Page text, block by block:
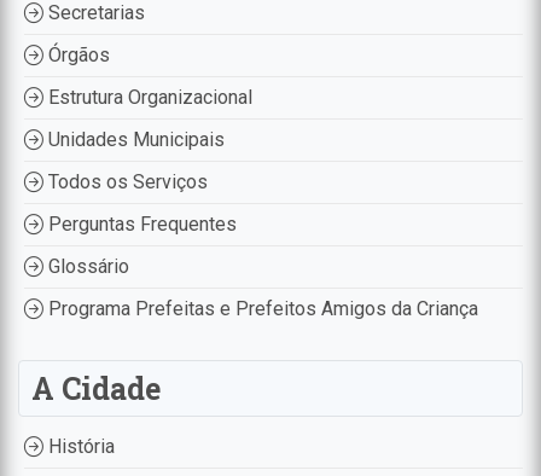
Secretarias
Órgãos
Estrutura Organizacional
Unidades Municipais
Todos os Serviços
Perguntas Frequentes
Glossário
Programa Prefeitas e Prefeitos Amigos da Criança
A Cidade
História